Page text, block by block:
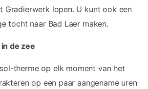
Gradierwerk lopen. U kunt ook een
tocht naar Bad Laer maken.
de zee
therme op elk moment van het
op een paar aangename uren